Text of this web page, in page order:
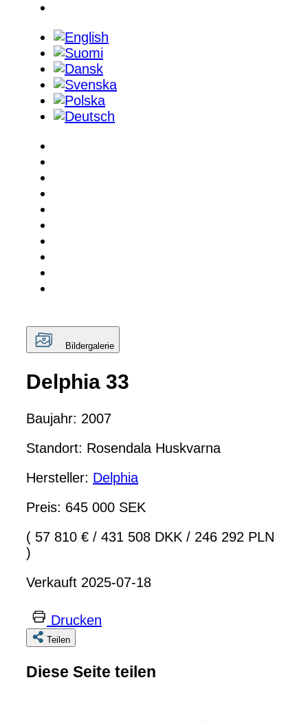
Bildergalerie
Delphia 33
Baujahr: 2007
Standort: Rosendala Huskvarna
Hersteller: Delphia
Preis: 645 000 SEK
( 57 810 € / 431 508 DKK / 246 292 PLN
)
Verkauft 2025-07-18
Drucken
Teilen
Diese Seite teilen